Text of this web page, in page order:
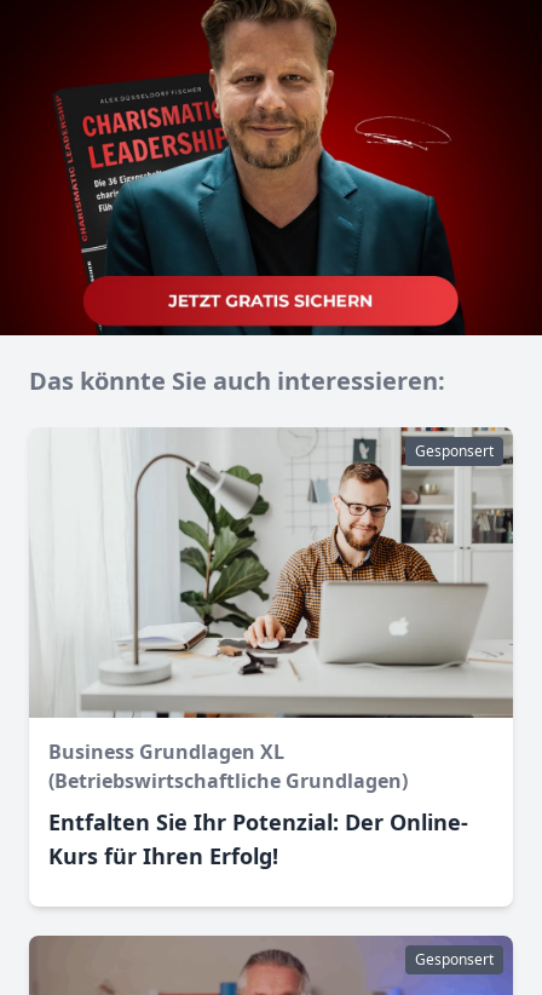
Das könnte Sie auch interessieren:
Gesponsert
Business Grundlagen XL
(Betriebswirtschaftliche Grundlagen)
Entfalten Sie Ihr Potenzial: Der Online-
Kurs für Ihren Erfolg!
Gesponsert